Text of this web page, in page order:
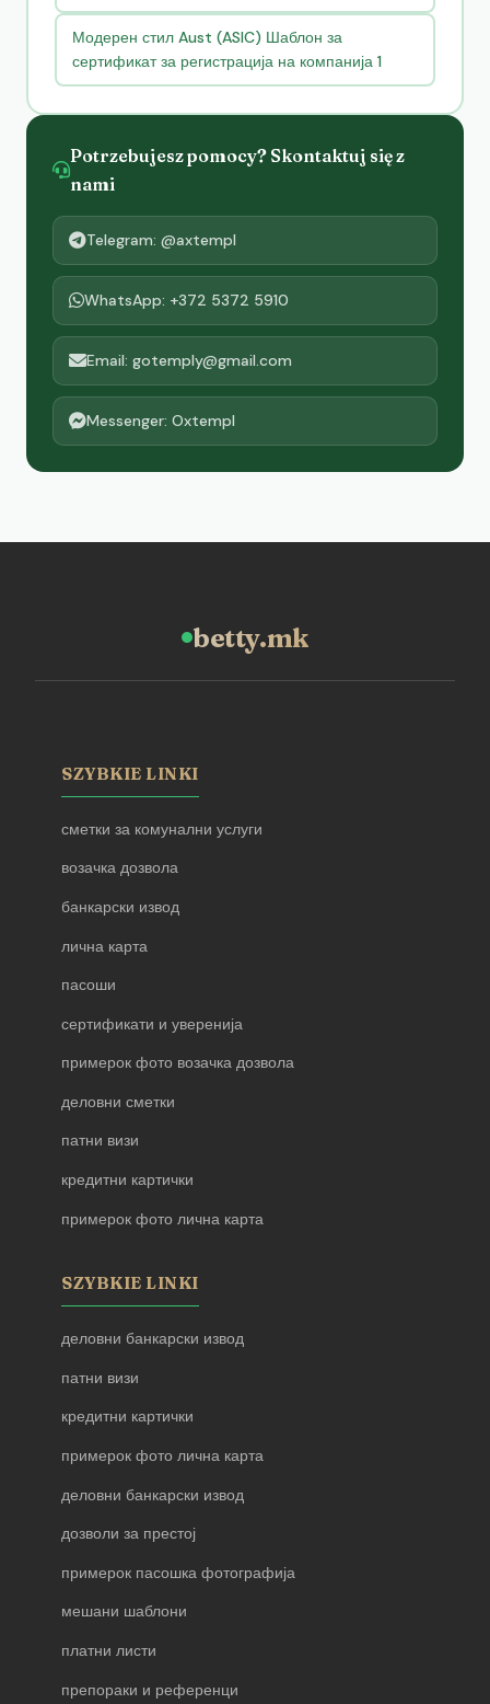
Модерен стил Aust (ASIC) Шаблон за
сертификат за регистрација на компанија 1
Potrzebujesz pomocy? Skontaktuj się z
nami
Telegram: @axtempl
WhatsApp: +372 5372 5910
Email: gotemply@gmail.com
Messenger: Oxtempl
betty.mk
SZYBKIE LINKI
сметки за комунални услуги
возачка дозвола
банкарски извод
лична карта
пасоши
сертификати и уверенија
примерок фото возачка дозвола
деловни сметки
патни визи
кредитни картички
примерок фото лична карта
SZYBKIE LINKI
деловни банкарски извод
патни визи
кредитни картички
примерок фото лична карта
деловни банкарски извод
дозволи за престој
примерок пасошка фотографија
мешани шаблони
платни листи
препораки и референци